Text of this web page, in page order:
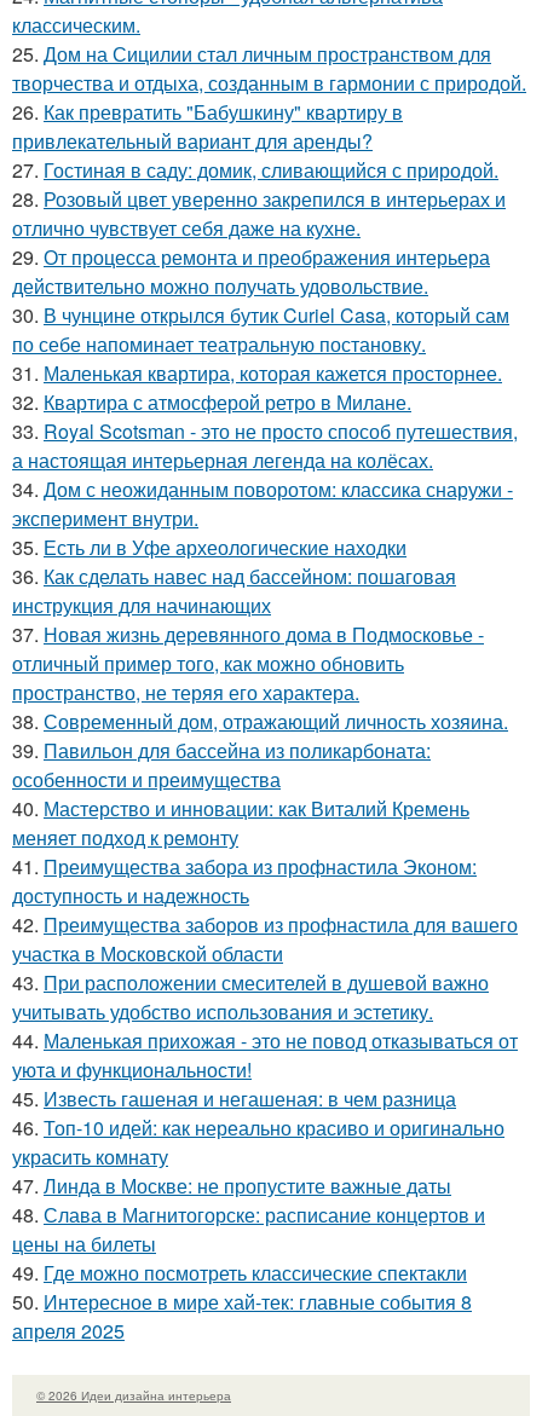
классическим.
25. Дом на Сицилии стал личным пространством для
творчества и отдыха, созданным в гармонии с природой.
26. Как превратить "Бабушкину" квартиру в
привлекательный вариант для аренды?
27. Гостиная в саду: домик, сливающийся с природой.
28. Розовый цвет уверенно закрепился в интерьерах и
отлично чувствует себя даже на кухне.
29. От процесса ремонта и преображения интерьера
действительно можно получать удовольствие.
30. В чунцине открылся бутик Curiel Casa, который сам
по себе напоминает театральную постановку.
31. Маленькая квартира, которая кажется просторнее.
32. Квартира с атмосферой ретро в Милане.
33. Royal Scotsman - это не просто способ путешествия,
а настоящая интерьерная легенда на колёсах.
34. Дом с неожиданным поворотом: классика снаружи -
эксперимент внутри.
35. Есть ли в Уфе археологические находки
36. Как сделать навес над бассейном: пошаговая
инструкция для начинающих
37. Новая жизнь деревянного дома в Подмосковье -
отличный пример того, как можно обновить
пространство, не теряя его характера.
38. Современный дом, отражающий личность хозяина.
39. Павильон для бассейна из поликарбоната:
особенности и преимущества
40. Мастерство и инновации: как Виталий Кремень
меняет подход к ремонту
41. Преимущества забора из профнастила Эконом:
доступность и надежность
42. Преимущества заборов из профнастила для вашего
участка в Московской области
43. При расположении смесителей в душевой важно
учитывать удобство использования и эстетику.
44. Маленькая прихожая - это не повод отказываться от
уюта и функциональности!
45. Известь гашеная и негашеная: в чем разница
46. Топ-10 идей: как нереально красиво и оригинально
украсить комнату
47. Линда в Москве: не пропустите важные даты
48. Слава в Магнитогорске: расписание концертов и
цены на билеты
49. Где можно посмотреть классические спектакли
50. Интересное в мире хай-тек: главные события 8
апреля 2025
© 2026 Идеи дизайна интерьера